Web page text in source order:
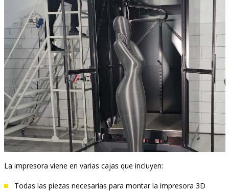
La impresora viene en varias cajas que incluyen:
Todas las piezas necesarias para montar la impresora 3D